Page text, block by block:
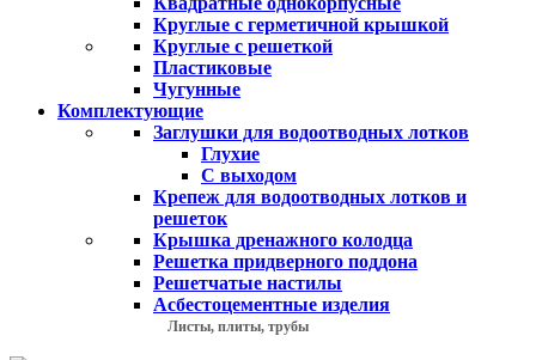
Круглые с герметичной крышкой
Круглые с решеткой
Пластиковые
Чугунные
Комплектующие
Заглушки для водоотводных лотков
Глухие
С выходом
Крепеж для водоотводных лотков и
решеток
Крышка дренажного колодца
Решетка придверного поддона
Решетчатые настилы
Асбестоцементные изделия
Листы, плиты, трубы